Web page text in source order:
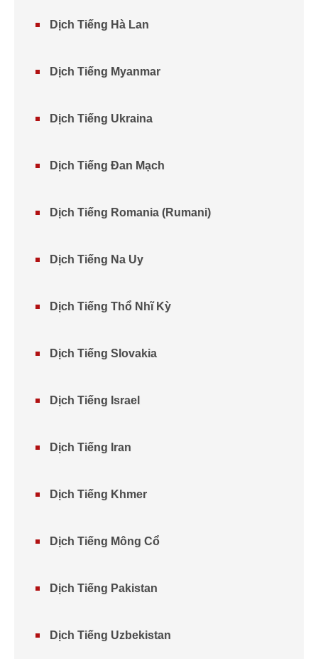
Dịch Tiếng Hà Lan
Dịch Tiếng Myanmar
Dịch Tiếng Ukraina
Dịch Tiếng Đan Mạch
Dịch Tiếng Romania (Rumani)
Dịch Tiếng Na Uy
Dịch Tiếng Thổ Nhĩ Kỳ
Dịch Tiếng Slovakia
Dịch Tiếng Israel
Dịch Tiếng Iran
Dịch Tiếng Khmer
Dịch Tiếng Mông Cổ
Dịch Tiếng Pakistan
Dịch Tiếng Uzbekistan